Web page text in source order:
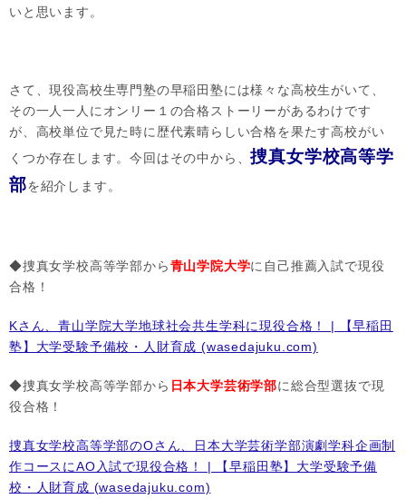
いと思います。
さて、現役高校生専門塾の早稲田塾には様々な高校生がいて、
その一人一人にオンリー１の合格ストーリーがあるわけです
が、高校単位で見た時に歴代素晴らしい合格を果たす高校がい
くつか存在します。今回はその中から、捜真女学校高等学
部を紹介します。
◆捜真女学校高等学部から青山学院大学に自己推薦入試で現役
合格！
Kさん、青山学院大学地球社会共生学科に現役合格！ | 【早稲田
塾】大学受験予備校・人財育成 (wasedajuku.com)
◆捜真女学校高等学部から 日本大学芸術学部に総合型選抜で現
役合格！
捜真女学校高等学部のOさん、日本大学芸術学部演劇学科企画制
作コースにAO入試で現役合格！ | 【早稲田塾】大学受験予備
校・人財育成 (wasedajuku.com)